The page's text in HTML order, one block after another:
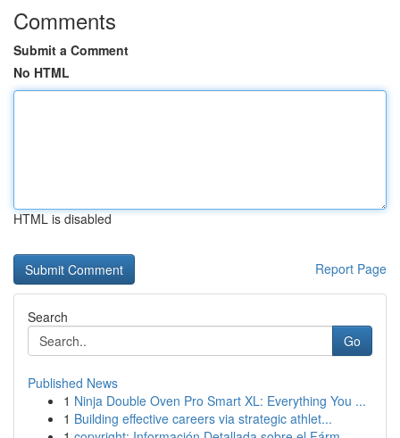
Comments
Submit a Comment
No HTML
HTML is disabled
Report Page
Search
Go
Published News
1 Ninja Double Oven Pro Smart XL: Everything You ...
1 Building effective careers via strategic athlet...